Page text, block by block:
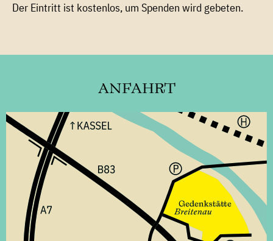
Der Eintritt ist kostenlos, um Spenden wird gebeten.
ANFAHRT